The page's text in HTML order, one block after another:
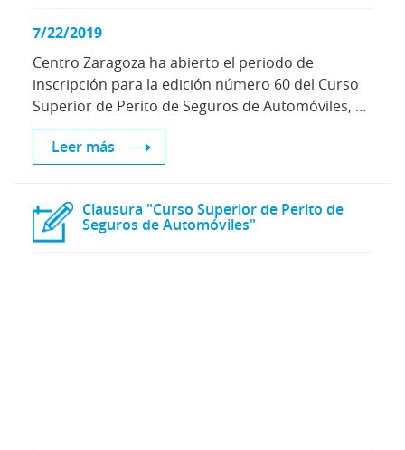
7/22/2019
Centro Zaragoza ha abierto el periodo de
inscripción para la edición número 60 del Curso
Superior de Perito de Seguros de Automóviles, que comenzará el próximo mes de septiembre, contando con dos modalidades de impartición.
Leer más
Clausura "Curso Superior de Perito de
Seguros de Automóviles"